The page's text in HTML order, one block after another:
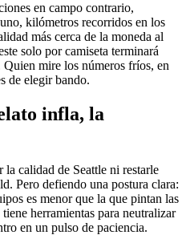
en campo contrario,
kilómetros recorridos en los
más cerca de la moneda al
solo por camiseta terminará
mire los números fríos, en
de elegir bando.
infla, la
la calidad de Seattle ni restarle
Pero defiendo una postura clara:
es menor que la que pintan las
herramientas para neutralizar
en un pulso de paciencia.